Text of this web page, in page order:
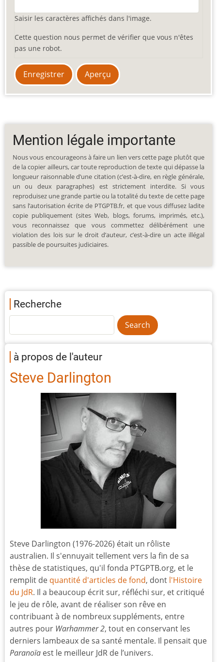
Saisir les caractères affichés dans l'image.
Cette question nous permet de vérifier que vous n'êtes
pas une robot.
Mention légale importante
Nous vous encourageons à faire un lien vers cette page plutôt que
de la copier ailleurs, car toute reproduction de texte qui dépasse la
longueur raisonnable d’une citation (c’est-à-dire, en règle générale,
un ou deux paragraphes) est strictement interdite. Si vous
reproduisez une grande partie ou la totalité du texte de cette page
sans l’autorisation écrite de PTGPTB.fr, et que vous diffusez ladite
copie publiquement (sites Web, blogs, forums, imprimés, etc.),
vous reconnaissez que vous commettez délibérément une
violation des lois sur le droit d’auteur, c’est-à-dire un acte illégal
passible de poursuites judiciaires.
Recherche
à propos de l'auteur
Steve Darlington
Steve Darlington (1976-2026) était un rôliste
australien. Il s'ennuyait tellement vers la fin de sa
thèse de statistiques, qu'il fonda PTGPTB.org, et le
remplit de quantité d'articles de fond, dont l'Histoire
du JdR. Il a beaucoup écrit sur, réfléchi sur, et critiqué
le jeu de rôle, avant de réaliser son rêve en
contribuant à de nombreux suppléments, entre
autres pour Warhammer 2, tout en conservant les
derniers lambeaux de sa santé mentale. Il pensait que
Paranoïa est le meilleur JdR de l’univers.